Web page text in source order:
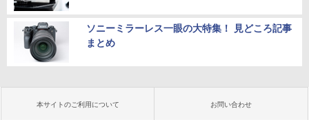
ソニーミラーレス一眼の大特集！ 見どころ記事
まとめ
本サイトのご利用について お問い合わせ